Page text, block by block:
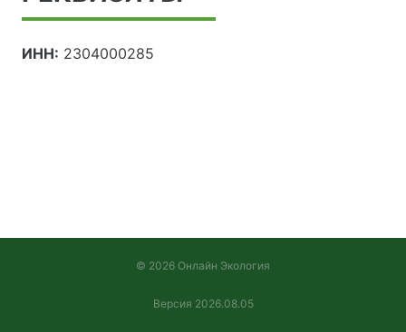
ИНН: 2304000285
© 2026 Онлайн Экология
Версия 2026.08.05